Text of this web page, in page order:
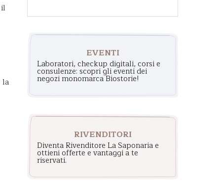
la
EVENTI
Laboratori, checkup digitali, corsi e
consulenze: scopri gli eventi dei
negozi monomarca Biostorie!
RIVENDITORI
Diventa Rivenditore La Saponaria e
ottieni offerte e vantaggi a te
riservati.